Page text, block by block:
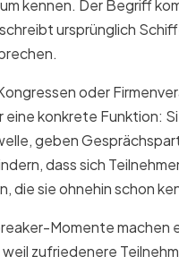
kennen. Der Begriff
ursprünglich
oder
eine konkrete Funktion:
geben
dass sich
die sie ohnehin schon
Momente machen
zufriedenere